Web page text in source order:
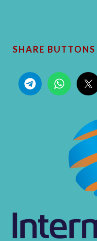
SHARE BUTTONS